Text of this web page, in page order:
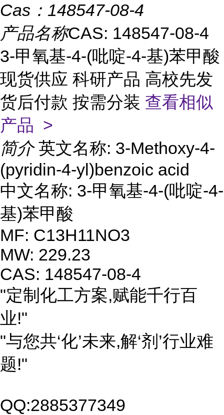
Cas： 148547-08-4
产品名称CAS: 148547-08-4
3-甲氧基-4-(吡啶-4-基)苯甲酸
现货供应 科研产品 高校先发
货后付款 按需分装 查看相似
产品 >
简介 英文名称: 3-Methoxy-4-
(pyridin-4-yl)benzoic acid
中文名称: 3-甲氧基-4-(吡啶-4-
基)苯甲酸
MF: C13H11NO3
MW: 229.23
CAS: 148547-08-4
"定制化工方案,赋能千行百
业!"
"与您共‘化’未来,解‘剂’行业难
题!"
QQ:2885377349